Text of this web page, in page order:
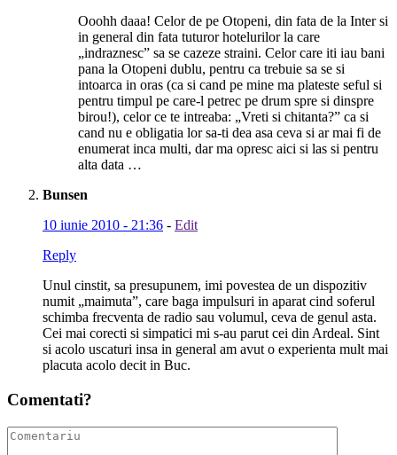
Ooohh daaa! Celor de pe Otopeni, din fata de la Inter si
in general din fata tuturor hotelurilor la care
„indraznesc” sa se cazeze straini. Celor care iti iau bani
pana la Otopeni dublu, pentru ca trebuie sa se si
intoarca in oras (ca si cand pe mine ma plateste seful si
pentru timpul pe care-l petrec pe drum spre si dinspre
birou!), celor ce te intreaba: „Vreti si chitanta?” ca si
cand nu e obligatia lor sa-ti dea asa ceva si ar mai fi de
enumerat inca multi, dar ma opresc aici si las si pentru
alta data …
Bunsen
10 iunie 2010 - 21:36 - Edit
Reply
Unul cinstit, sa presupunem, imi povestea de un dispozitiv
numit „maimuta”, care baga impulsuri in aparat cind soferul
schimba frecventa de radio sau volumul, ceva de genul asta.
Cei mai corecti si simpatici mi s-au parut cei din Ardeal. Sint
si acolo uscaturi insa in general am avut o experienta mult mai
placuta acolo decit in Buc.
Comentati?